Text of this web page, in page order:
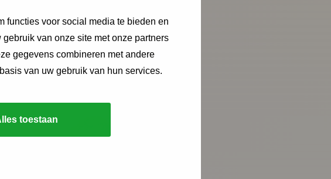
functies voor social media te bieden en
van onze site met onze partners
gegevens combineren met andere
van uw gebruik van hun services.
toestaan